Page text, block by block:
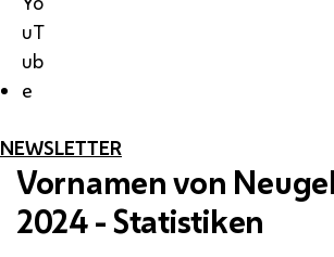
uT
ub
e
NEWSLETTER
Vornamen von
2024 - Statistiken